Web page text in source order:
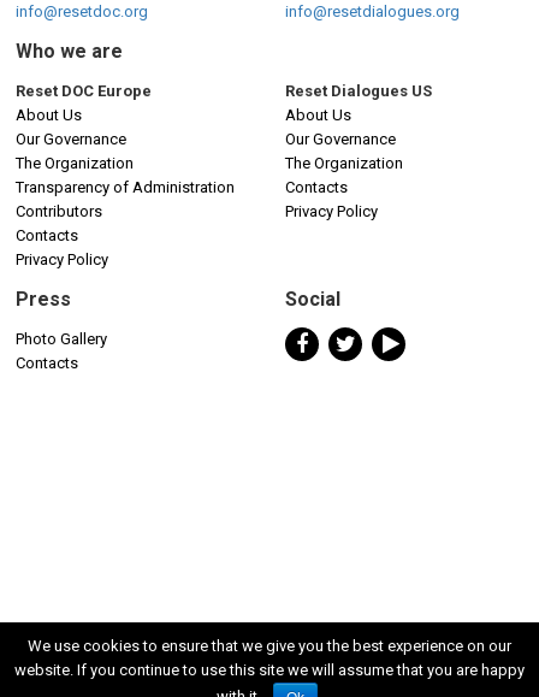
info@resetdoc.org
info@resetdialogues.org
Who we are
Reset DOC Europe
About Us
Our Governance
The Organization
Transparency of Administration
Contributors
Contacts
Privacy Policy
Reset Dialogues US
About Us
Our Governance
The Organization
Contacts
Privacy Policy
Press
Photo Gallery
Contacts
Social
We use cookies to ensure that we give you the best experience on our
website. If you continue to use this site we will assume that you are happy